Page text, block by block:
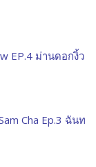
EP.4 ม่านดอกงิ้ว
Cha Ep.3 ฉันท